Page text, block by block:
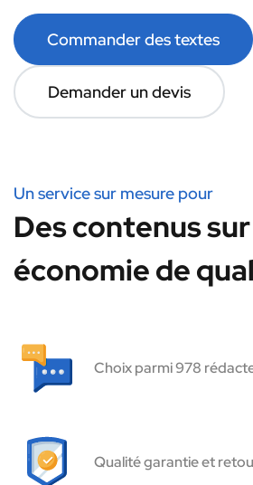
Commander des textes
Demander un devis
Un service sur mesure pour
Des contenus
économie de
Choix parmi 978
Qualité garantie et